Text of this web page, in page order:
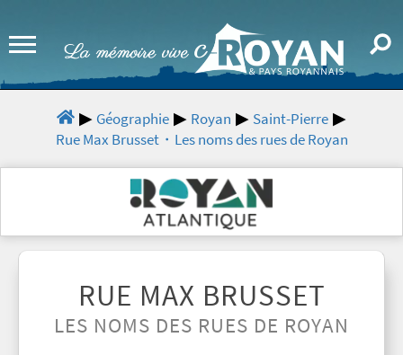
Géographie Royan
Saint-Pierre
Rue Max Brusset・Les noms des rues de Royan
RUE MAX BRUSSET
LES NOMS DES RUES DE ROYAN